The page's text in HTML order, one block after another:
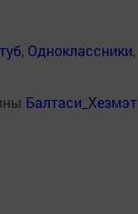
, Одноклассники,
Балтаси_Хезмэт